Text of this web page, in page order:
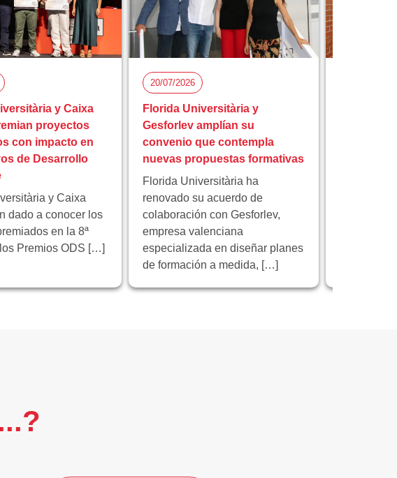
y Caixa
proyectos
con impacto en
de Desarrollo
y Caixa
dado a conocer los
en la 8ª
Premios ODS […]
20/07/2026
Florida Universitària y
Gesforlev amplían su
convenio que contempla
nuevas propuestas formativas
Florida Universitària ha
renovado su acuerdo de
colaboración con Gesforlev,
empresa valenciana
especializada en diseñar planes
de formación a medida, […]